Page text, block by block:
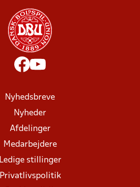
Nyhedsbreve
Nyheder
Afdelinger
Medarbejdere
Ledige stillinger
Privatlivspolitik